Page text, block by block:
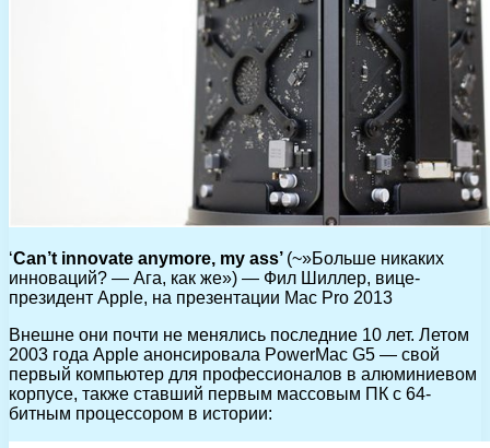
‘Can’t innovate anymore, my ass’ (~»Больше никаких
инноваций? — Ага, как же») — Фил Шиллер, вице-
президент Apple, на презентации Mac Pro 2013
Внешне они почти не менялись последние 10 лет. Летом
2003 года Apple анонсировала PowerMac G5 — свой
первый компьютер для профессионалов в алюминиевом
корпусе, также ставший первым массовым ПК с 64-
битным процессором в истории: